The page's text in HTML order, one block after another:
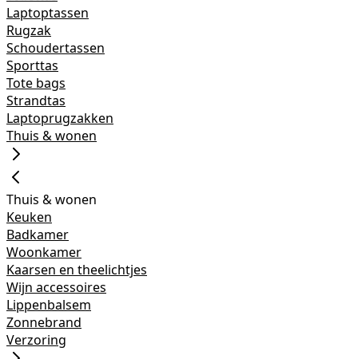
Laptoptassen
Rugzak
Schoudertassen
Sporttas
Tote bags
Strandtas
Laptoprugzakken
Thuis & wonen
Thuis & wonen
Keuken
Badkamer
Woonkamer
Kaarsen en theelichtjes
Wijn accessoires
Lippenbalsem
Zonnebrand
Verzoring